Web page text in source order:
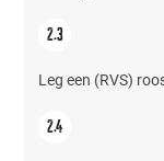
Leg een (RVS)